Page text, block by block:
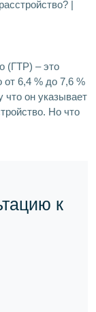
(ГТР) – это
от 6,4 % до 7,6 %
что он указывает
Но что
к